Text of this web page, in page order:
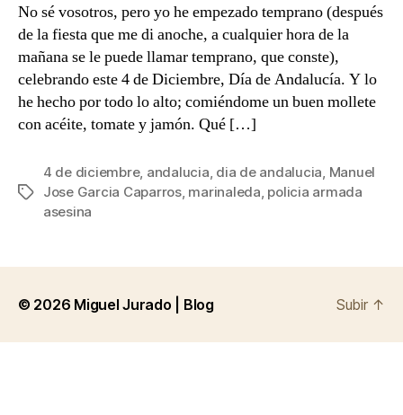
1977
No sé vosotros, pero yo he empezado temprano (después
de la fiesta que me di anoche, a cualquier hora de la
mañana se le puede llamar temprano, que conste),
celebrando este 4 de Diciembre, Día de Andalucía. Y lo
he hecho por todo lo alto; comiéndome un buen mollete
con acéite, tomate y jamón. Qué […]
Etiquetas
4 de diciembre, andalucia dia de andalucia Manuel
Jose Garcia Caparros, marinaleda policia armada
asesina
© 2026 Miguel Jurado | Blog Subir ↑